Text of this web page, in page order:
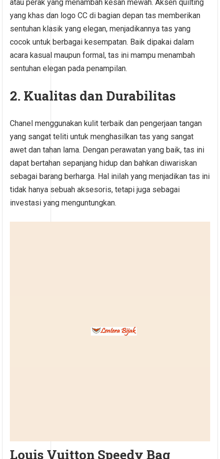
atau perak yang menambah kesan mewah. Aksen quilting
yang khas dan logo CC di bagian depan tas memberikan
sentuhan klasik yang elegan, menjadikannya tas yang
cocok untuk berbagai kesempatan. Baik dipakai dalam
acara kasual maupun formal, tas ini mampu menambah
sentuhan elegan pada penampilan.
2. Kualitas dan Durabilitas
Chanel menggunakan kulit terbaik dan pengerjaan tangan
yang sangat teliti untuk menghasilkan tas yang sangat
awet dan tahan lama. Dengan perawatan yang baik, tas ini
dapat bertahan sepanjang hidup dan bahkan diwariskan
sebagai barang berharga. Hal inilah yang menjadikan tas ini
tidak hanya sebuah aksesoris, tetapi juga sebagai
investasi yang menguntungkan.
Louis Vuitton Speedy Bag